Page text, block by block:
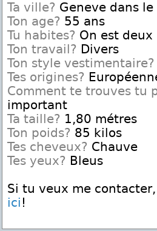
Ta ville? Geneve dans le
Ton age? 55 ans
Tu habites? On est deux
Ton travail? Divers
Ton style vestimentaire?
Tes origines?
Comment te trouves tu
important
Ta taille? 1,80 métres
Ton poids? 85 kilos
Tes cheveux? Chauve
Tes yeux? Bleus
Si tu veux me
ici !